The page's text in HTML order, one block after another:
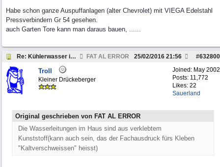
Habe schon ganze Auspuffanlagen (alter Chevrolet) mit VIEGA Edelstahl
Pressverbindern Gr 54 gesehen.
auch Garten Tore kann man daraus bauen, ......
Re: Kühlerwasser in Kupferrohr? FAT AL ERROR #632800
25/02/2016 21:56
Joined: May 2002
Posts: 11,772
Likes: 22
Sauerland
Troll
Kleiner Drückeberger
Original geschrieben von FAT AL ERROR
Die Wasserleitungen im Haus sind aus verklebtem
Kunststoff(kann auch sein, das der Fachausdruck fürs Kleben
"Kaltverschweissen" heisst)